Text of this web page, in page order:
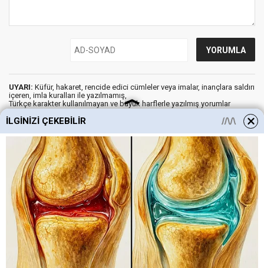
UYARI: Küfür, hakaret, rencide edici cümleler veya imalar, inançlara saldırı
içeren, imla kuralları ile yazılmamış,
Türkçe karakter kullanılmayan ve büyük harflerle yazılmış yorumlar
Gazete İlk Sayfa © 2012
Künye İletişim Gizlilik İlkeleri
Aydınlatma Metni
Kişisel Verilerin Korunması
İLGINIZI ÇEKEBILIR